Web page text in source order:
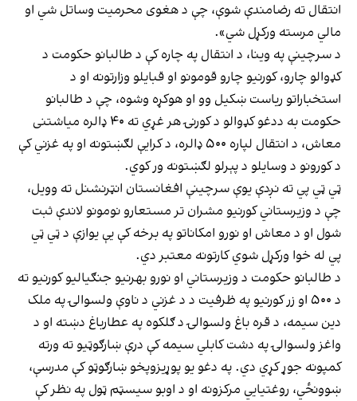
انتقال ته رضامندې شوې، چې د هغوی محرمیت وساتل شي او
مالي مرسته ورکړل شي».
د سرچینې په وینا، د انتقال په چاره کې د طالبانو حکومت د
کډوالو چارو، کورنیو چارو قومونو او قبایلو وزارتونه او د
استخباراتو ریاست ښکیل وو او هوکړه وشوه، چې د طالبانو
حکومت به ددغو کډوالو د کورنۍ هر غړي ته ۴۰ ډالره میاشتنی
معاش، د انتقال لپاره ۵۰۰ ډالره، د کرایې لګښتونه او په غزني کې
د کورونو د وسایلو د پېرلو لګښتونه ور کوي.
ټي ټي پي ته نږدې یوې سرچینې افغانستان انټرنشنل ته وویل،
چې د وزیرستاني کورنیو مشران تر مستعارو نومونو لاندې ثبت
شول او د معاش او نورو امکاناتو په برخه کې یې یوازې د ټي ټي
پي له خوا ورکړل شوي کارتونه معتبر دي.
د طالبانو حکومت د وزیرستاني او نورو بهرنیو جنګیالیو کورنیو ته
د ۵۰۰ او زر کورنیو په ظرفیت د د غزني د ناوې ولسوالۍ په ملک
دین سیمه، د قره باغ ولسوالۍ د ګلکوه په عطارباغ دښته او د
واغز ولسوالۍ په دشت کابلي سیمه کې درې ښارګوټيو ته ورته
کمپونه جوړ کړي دي. په دغو یو پوړیزوپخو ښارګوټو کې مدرسې،
ښوونځي، روغتیايي مرکزونه او د اوبو سیسټم ټول په نظر کې